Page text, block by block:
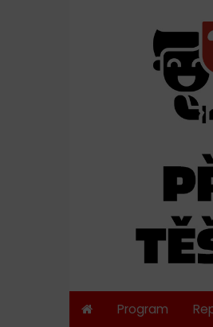
Program